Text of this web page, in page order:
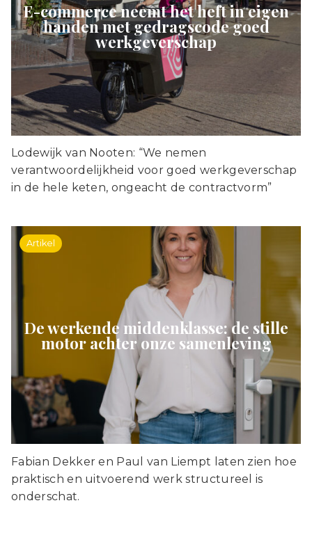
E-commerce neemt het heft in eigen
handen met gedragscode goed
werkgeverschap
Lodewijk van Nooten: “We nemen
verantwoordelijkheid voor goed werkgeverschap
in de hele keten, ongeacht de contractvorm”
Artikel
De werkende middenklasse: de stille
motor achter onze samenleving
Fabian Dekker en Paul van Liempt laten zien hoe
praktisch en uitvoerend werk structureel is
onderschat.